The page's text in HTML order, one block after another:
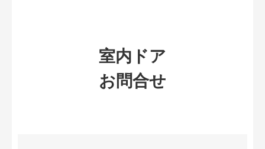
室内ドア
お問合せ